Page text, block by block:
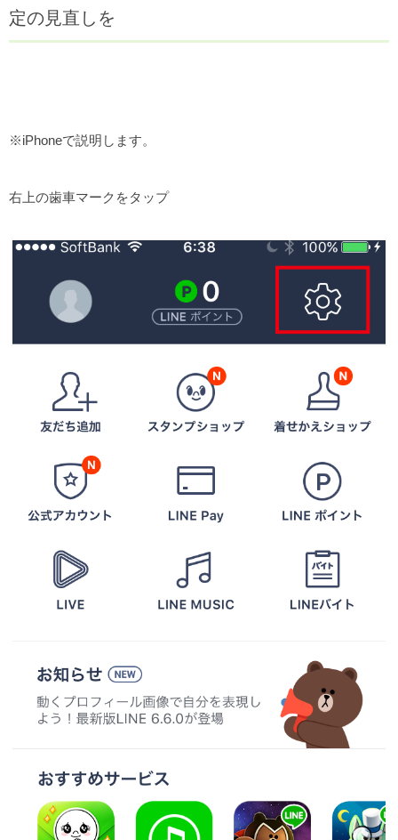
定の見直しを
※iPhoneで説明します。
右上の歯車マークをタップ